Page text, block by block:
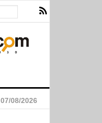
07/08/2026